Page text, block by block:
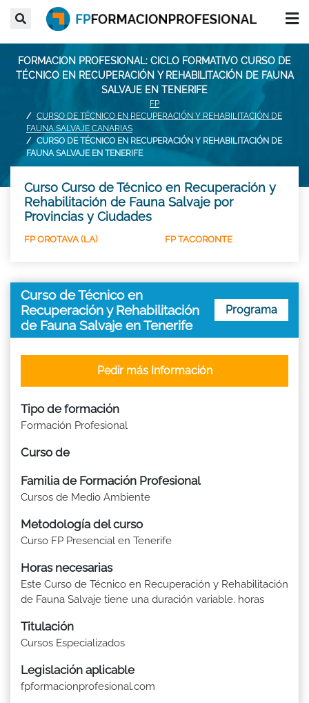
FORMACION PROFESIONAL: CICLO FORMATIVO CURSO DE
TÉCNICO EN RECUPERACIÓN Y REHABILITACIÓN DE FAUNA
SALVAJE EN TENERIFE
FP
CURSO DE TÉCNICO EN RECUPERACIÓN Y REHABILITACIÓN DE
FAUNA SALVAJE CANARIAS
CURSO DE TÉCNICO EN RECUPERACIÓN Y REHABILITACIÓN DE
FAUNA SALVAJE EN TENERIFE
Curso Curso de Técnico en Recuperación y
Rehabilitación de Fauna Salvaje por
Provincias y Ciudades
FP OROTAVA (LA) FP TACORONTE
Curso de Técnico en
Recuperación y Rehabilitación
de Fauna Salvaje en Tenerife
Programa
Tipo de formación
Formación Profesional
Curso de
Familia de Formación Profesional
Cursos de Medio Ambiente
Metodología del curso
Curso FP Presencial en Tenerife
Horas necesarias
Este Curso de Técnico en Recuperación y Rehabilitación
de Fauna Salvaje tiene una duración variable. horas
Titulación
Cursos Especializados
Legislación aplicable
fpformacionprofesional.com
Pedir más Información